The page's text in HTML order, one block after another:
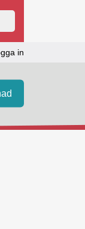
in